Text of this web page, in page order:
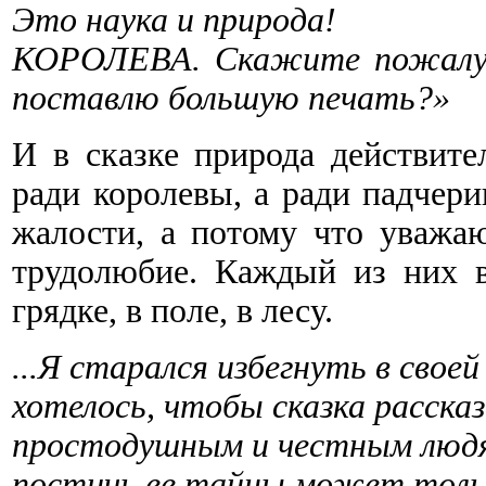
Это наука и природа!
КОРОЛЕВА. Скажите
поставлю большую печать?»
И в сказке природа
ради королевы, а ради
жалости, а потому что
трудолюбие. Каждый из них
грядке, в поле, в лесу.
...Я старался избегнуть в
хотелось, чтобы сказка
простодушным и честным